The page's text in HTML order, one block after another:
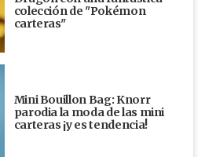
colección de "Pokémon
carteras"
Mini Bouillon Bag: Knorr
parodia la moda de las mini
carteras ¡y es tendencia!